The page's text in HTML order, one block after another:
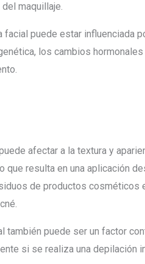
maquillaje.
facial puede estar influenciada
los cambios hormonales
afectar a la textura y
resulta en una aplicación
de productos cosméticos
puede ser un factor
si se realiza una depilación